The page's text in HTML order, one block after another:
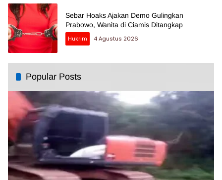
Sebar Hoaks Ajakan Demo Gulingkan
Prabowo, Wanita di Ciamis Ditangkap
Hukrim
4 Agustus 2026
Popular Posts